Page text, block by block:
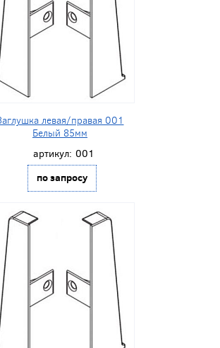
левая/правая 001
Белый 85мм
артикул: 001
по запросу